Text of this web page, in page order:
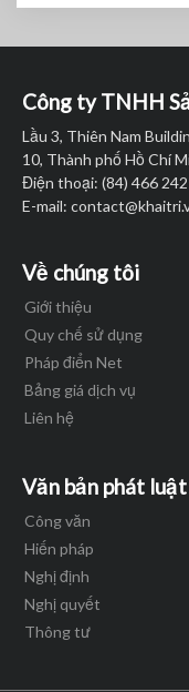
Công ty TNHH
Lầu 3, Thiên Nam
10, Thành phố Hồ Chí
Điện thoại: (84) 466
E-mail:
Về chúng tôi
Giới thiệu
Quy chế sử dụng
Pháp điển Net
Bảng giá dịch vụ
Liên hệ
Văn bản phát luật
Công văn
Hiến pháp
Nghị định
Nghị quyết
Thông tư